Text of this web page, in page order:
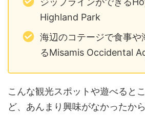
Highland Park
海辺のコテージで食事や
るMisamis Occidental
こんな観光スポットや遊べると
ど、あんまり興味がなかったか